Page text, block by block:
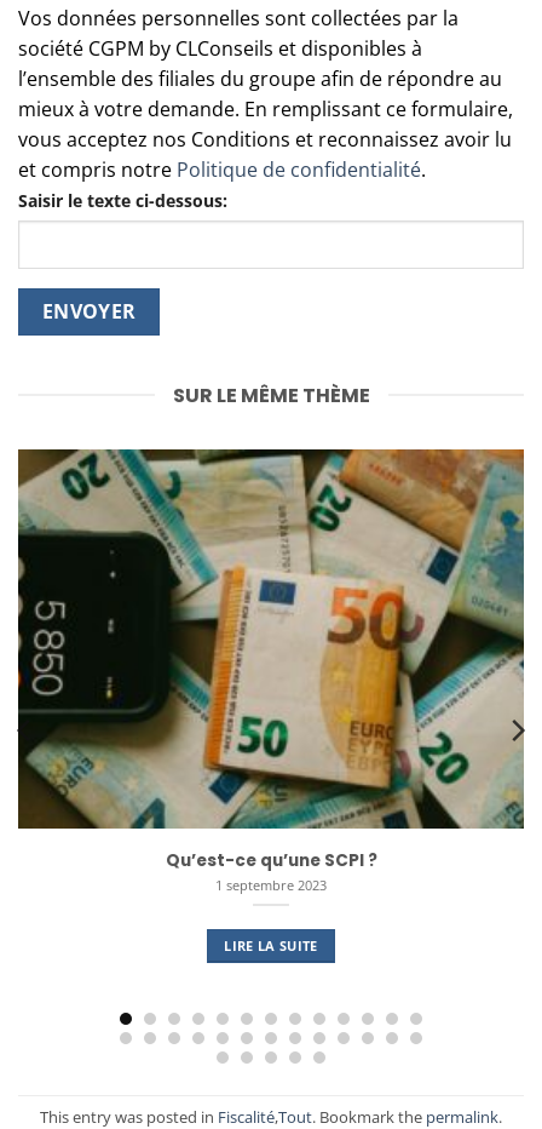
Vos données personnelles sont collectées par la
société CGPM by CLConseils et disponibles à
l’ensemble des filiales du groupe afin de répondre au
mieux à votre demande. En remplissant ce formulaire,
vous acceptez nos Conditions et reconnaissez avoir lu
et compris notre Politique de confidentialité.
Saisir le texte ci-dessous:
SUR LE MÊME THÈME
Qu’est-ce qu’une SCPI ?
1 septembre 2023
LIRE LA SUITE
This entry was posted in Fiscalité,Tout. Bookmark the permalink.